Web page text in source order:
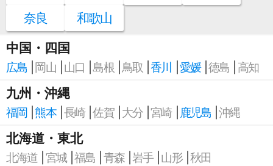
奈良
和歌山
中国・四国
広島 岡山 山口 島根 鳥取 香川 愛媛 徳島 高知
九州・沖縄
福岡 熊本 長崎 佐賀 大分 宮崎 鹿児島 沖縄
北海道・東北
北海道 宮城 福島 青森 岩手 山形 秋田